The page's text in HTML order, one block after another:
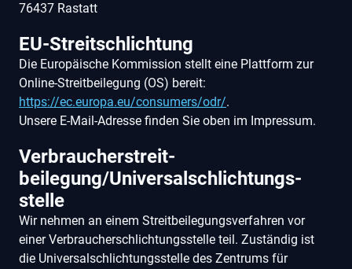
76437 Rastatt
EU-Streitschlichtung
Die Europäische Kommission stellt eine Plattform zur
Online-Streitbeilegung (OS) bereit:
https://ec.europa.eu/consumers/odr/.
Unsere E-Mail-Adresse finden Sie oben im Impressum.
Verbraucher­streit­
beilegung/Universal­schlichtungs­
stelle
Wir nehmen an einem Streitbeilegungsverfahren vor
einer Verbraucherschlichtungsstelle teil. Zuständig ist
die Universalschlichtungsstelle des Zentrums für